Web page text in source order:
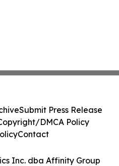
Inc. dba Affinity Group
Submit Press Release
DMCA Policy
Contact